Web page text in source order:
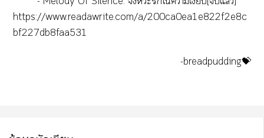
https://www.readawrite.com/a/200ca0ea1e822f2e8c
bf227db8faa531
-breadpudding💝